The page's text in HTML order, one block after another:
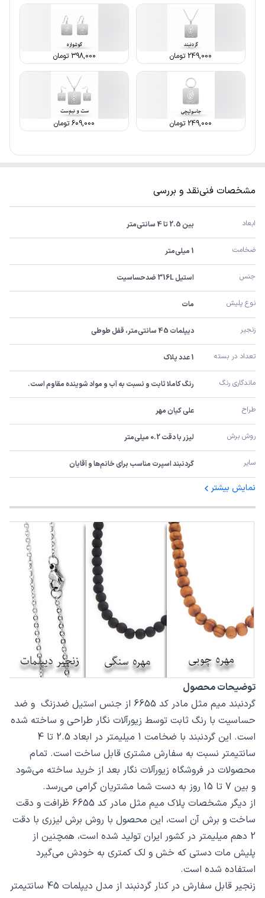
249,000 تومان 398,000 تومان
249,000 تومان 609,000تومان
مشخصات فنینقد و بررسی
ابعاد بین 2.5 تا 4 سانتی‌متر
ضخامت 1 میلی‌متر
جنس استیل 316L ضدحساسیت
نوع پلیش مات
زنجیر دیپلمات 45 سانتی‌متر، قفل طوطی
تعداد در بسته 1 عدد پلاک
ماندگاری رنگ رنگ کاملا ثابت و نسبت به آب و مواد شوینده مقاوم است.
طراح علی کیان مهر
روش برش لیزر با دقت 0.2 میلی‌متر
سایر گردنبند اسپرت مناسب برای خانم‌ها و آقایان
نمایش بیشتر
توضیحات محصول
گردنبند میم مثل مادر کد 6655 از جنس استیل ضدزنگ و ضد
حساسیت با رنگ ثابت توسط زیورآلات نگار طراحی و ساخته شده
است. این گردنبند با ضخامت 1 میلیمتر در ابعاد 2.5 تا 4
سانتیمتر نسبت به سفارش مشتری قابل ساخت است. تمام
محصولات در فروشگاه زیورآلات نگار بعد از خرید ساخته می‌شود
و بین 7 تا 15 روز به دست شما مشتریان گرامی می‌رسد.
از دیگر مشخصات پلاک میم مثل مادر کد 6655 ظرافت و دقت
ساخت و برش آن است، این محصول با روش برش لیزری با دقت
2 دهم میلیمتر در کشور ایران تولید شده است، همچنین از
پلیش مات دستی که خش و لک کمتری به خودش می‌گیرد
استفاده شده است.
زنجیر قابل سفارش در کنار گردنبند از مدل دیپلمات 45 سانتیمتر